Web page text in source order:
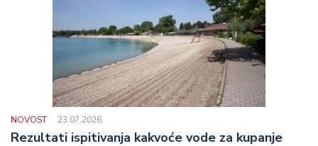
NOVOST 23.07.2026.
Rezultati ispitivanja kakvoće vode za kupanje